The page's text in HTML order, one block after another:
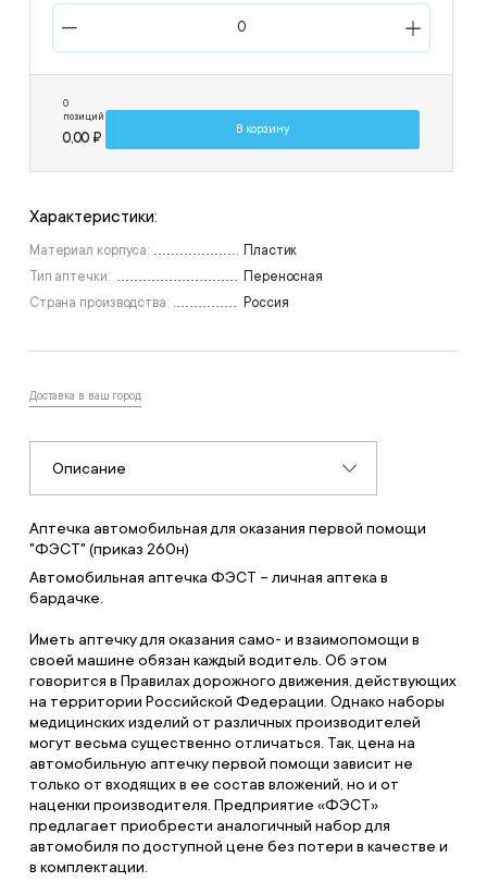
0
позиций
0,00 ₽
В корзину
Характеристики:
Материал корпуса:
Пластик
Тип аптечки:
Переносная
Страна производства:
Россия
Доставка в ваш город
Описание
Аптечка автомобильная для оказания первой помощи
"ФЭСТ" (приказ 260н)
Автомобильная аптечка ФЭСТ – личная аптека в
бардачке.
Иметь аптечку для оказания само- и взаимопомощи в
своей машине обязан каждый водитель. Об этом
говорится в Правилах дорожного движения, действующих
на территории Российской Федерации. Однако наборы
медицинских изделий от различных производителей
могут весьма существенно отличаться. Так, цена на
автомобильную аптечку первой помощи зависит не
только от входящих в ее состав вложений, но и от
наценки производителя. Предприятие «ФЭСТ»
предлагает приобрести аналогичный набор для
автомобиля по доступной цене без потери в качестве и
в комплектации.